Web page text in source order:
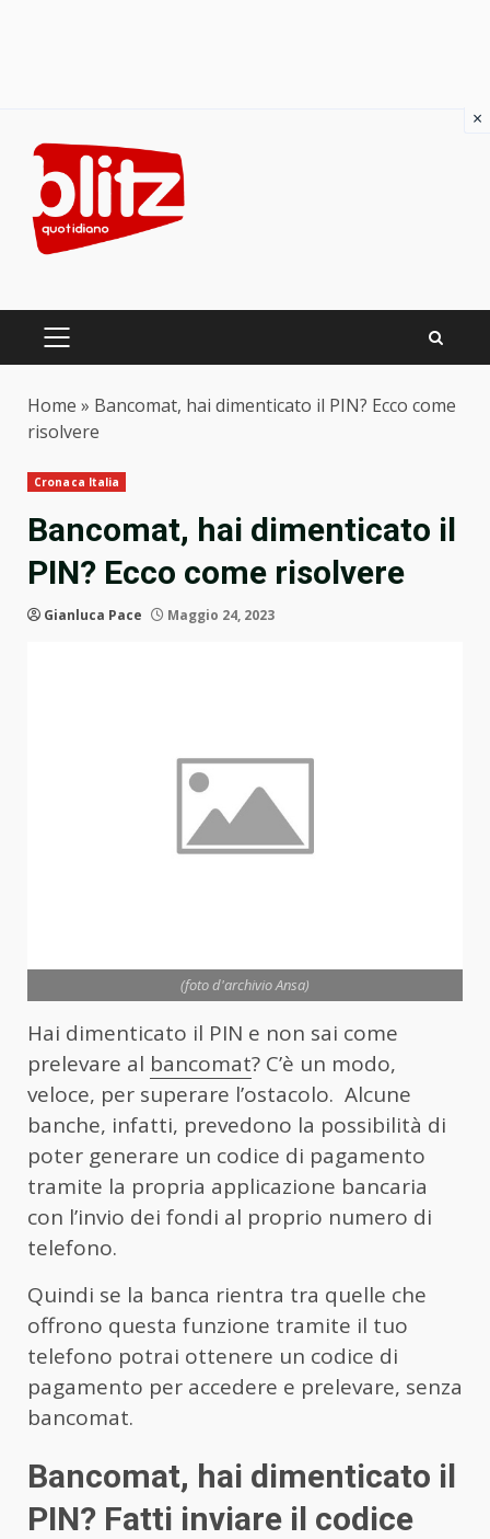
content
PRIMARY
Home » Bancomat, hai dimenticato il PIN? Ecco come
risolvere
Cronaca Italia
Bancomat, hai dimenticato il
PIN? Ecco come risolvere
Gianluca Pace Maggio 24, 2023
(foto d'archivio Ansa)
Hai dimenticato il PIN e non sai come
prelevare al bancomat? C’è un modo,
veloce, per superare l’ostacolo. Alcune
banche, infatti, prevedono la possibilità di
poter generare un codice di pagamento
tramite la propria applicazione bancaria
con l’invio dei fondi al proprio numero di
telefono.
Quindi se la banca rientra tra quelle che
offrono questa funzione tramite il tuo
telefono potrai ottenere un codice di
pagamento per accedere e prelevare, senza
bancomat.
Bancomat, hai dimenticato il
PIN? Fatti inviare il codice
×